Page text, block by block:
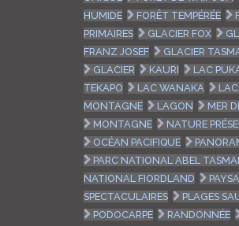
HUMIDE
FORÊT TEMPÉRÉE
PRIMAIRES
GLACIER FOX
FRANZ JOSEF
GLACIER
GLACIER
KAURI LAC
TEKAPO
LAC WANAKA
MONTAGNE
LAGON
MER
MONTAGNE
NATURE
OCÉAN PACIFIQUE
PARC NATIONAL ABEL
NATIONAL FIORDLAND
SPECTACULAIRES
PLAGES
PODOCARPE
RANDONNÉE